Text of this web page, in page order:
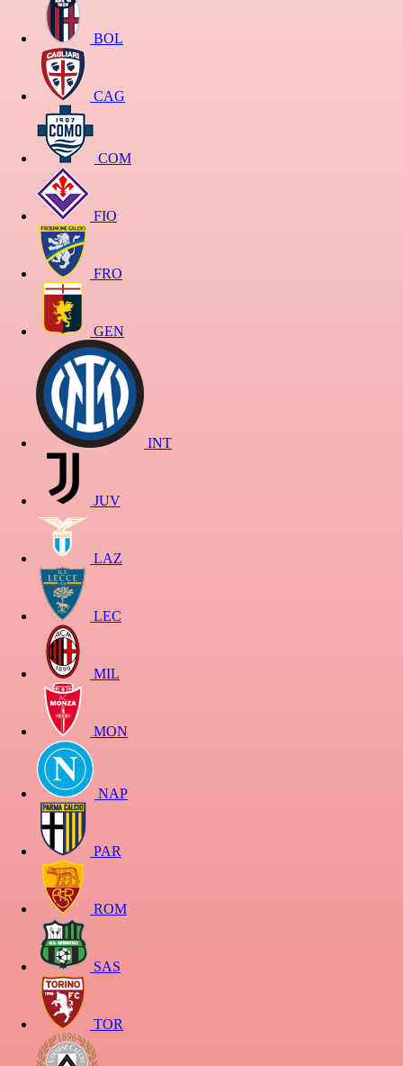
BOL
CAG
COM
FIO
FRO
GEN
INT
JUV
LAZ
LEC
MIL
MON
NAP
PAR
ROM
SAS
TOR